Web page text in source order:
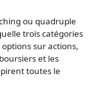
ou quadruple
trois catégories
sur actions,
et les
toutes le